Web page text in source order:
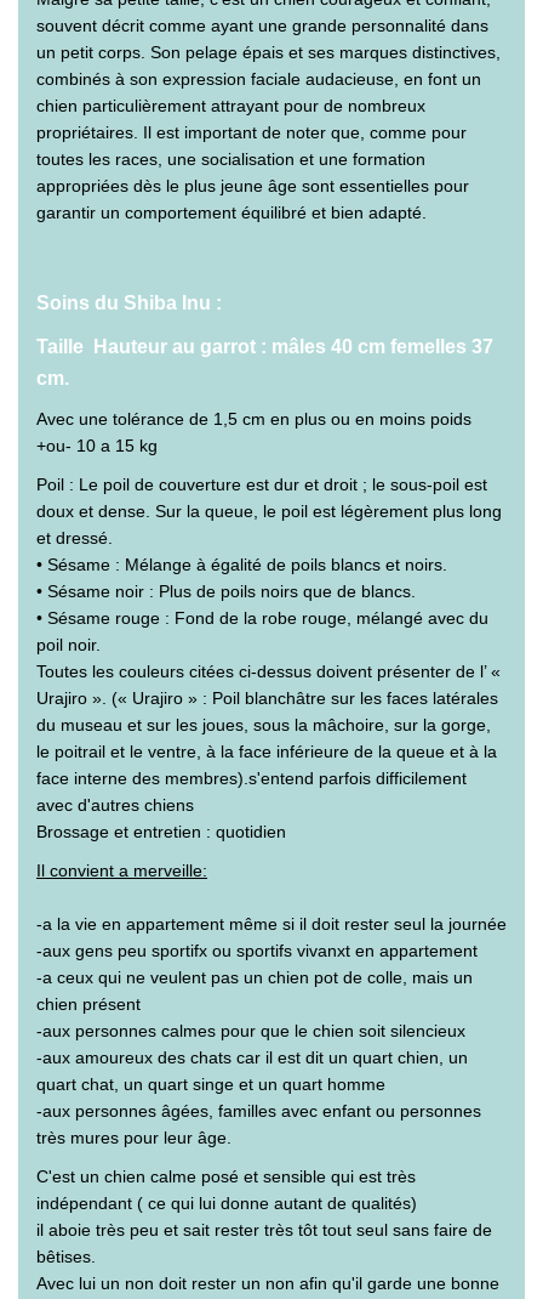
souvent décrit comme ayant une grande personnalité dans
un petit corps. Son pelage épais et ses marques distinctives,
combinés à son expression faciale audacieuse, en font un
chien particulièrement attrayant pour de nombreux
propriétaires. Il est important de noter que, comme pour
toutes les races, une socialisation et une formation
appropriées dès le plus jeune âge sont essentielles pour
garantir un comportement équilibré et bien adapté.
Soins du Shiba Inu :
Taille Hauteur au garrot : mâles 40 cm femelles 37
cm.
Avec une tolérance de 1,5 cm en plus ou en moins poids
+ou- 10 a 15 kg
Poil : Le poil de couverture est dur et droit ; le sous-poil est
doux et dense. Sur la queue, le poil est légèrement plus long
et dressé.
• Sésame : Mélange à égalité de poils blancs et noirs.
• Sésame noir : Plus de poils noirs que de blancs.
• Sésame rouge : Fond de la robe rouge, mélangé avec du
poil noir.
Toutes les couleurs citées ci-dessus doivent présenter de l’ «
Urajiro ». (« Urajiro » : Poil blanchâtre sur les faces latérales
du museau et sur les joues, sous la mâchoire, sur la gorge,
le poitrail et le ventre, à la face inférieure de la queue et à la
face interne des membres).s'entend parfois difficilement
avec d'autres chiens
Brossage et entretien : quotidien
Il convient a merveille:
-a la vie en appartement même si il doit rester seul la journée
-aux gens peu sportifx ou sportifs vivanxt en appartement
-a ceux qui ne veulent pas un chien pot de colle, mais un
chien présent
-aux personnes calmes pour que le chien soit silencieux
-aux amoureux des chats car il est dit un quart chien, un
quart chat, un quart singe et un quart homme
-aux personnes âgées, familles avec enfant ou personnes
très mures pour leur âge.
C'est un chien calme posé et sensible qui est très
indépendant ( ce qui lui donne autant de qualités)
il aboie très peu et sait rester très tôt tout seul sans faire de
bêtises.
Avec lui un non doit rester un non afin qu'il garde une bonne